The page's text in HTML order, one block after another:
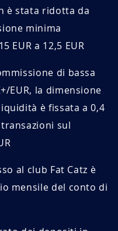
è stata ridotta da
minima
EUR a 12,5 EUR
di bassa
EUR, la dimensione
è fissata a 0,4
sul
al club Fat Catz è
mensile del conto di